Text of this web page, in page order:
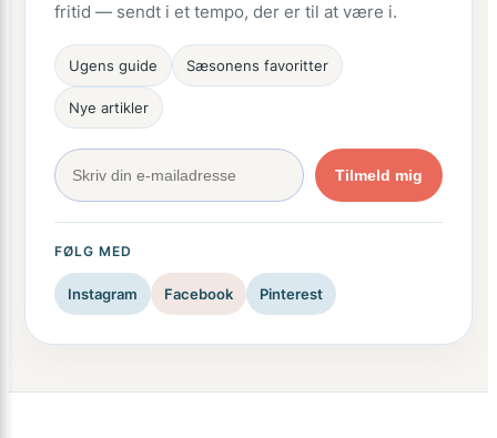
fritid — sendt i et tempo, der er til at være i.
Ugens guide Sæsonens favoritter
Nye artikler
Tilmeld mig
FØLG MED
Instagram Facebook Pinterest